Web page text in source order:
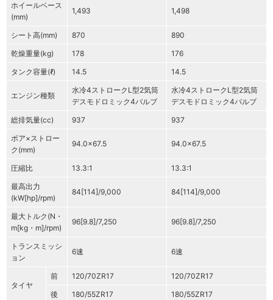
ホイールベース
(mm)
1,493 1,498
シート高(mm) 870
890
乾燥重量(kg)
178
176
タンク容量(ℓ)
14.5 14.5
エンジン種類
水冷4ストロークL型2気筒
デスモドロミック4バルブ
水冷4ストロークL型2気筒
デスモドロミック4バルブ
総排気量(cc)
937
937
ボア×ストロー
ク(mm)
94.0×67.5 94.0×67.5
圧縮比 13.3:1
13.3:1
最高出力
(kW[hp]/rpm)
84[114]/9,000 84[114]/9,000
最大トルク(N・
m[kg・m]/rpm)
96[9.8]/7,250 96[9.8]/7,250
トランスミッシ
ョン
6速 6速
タイヤ
前 120/70ZR17
120/70ZR17
後
180/55ZR17
180/55ZR17